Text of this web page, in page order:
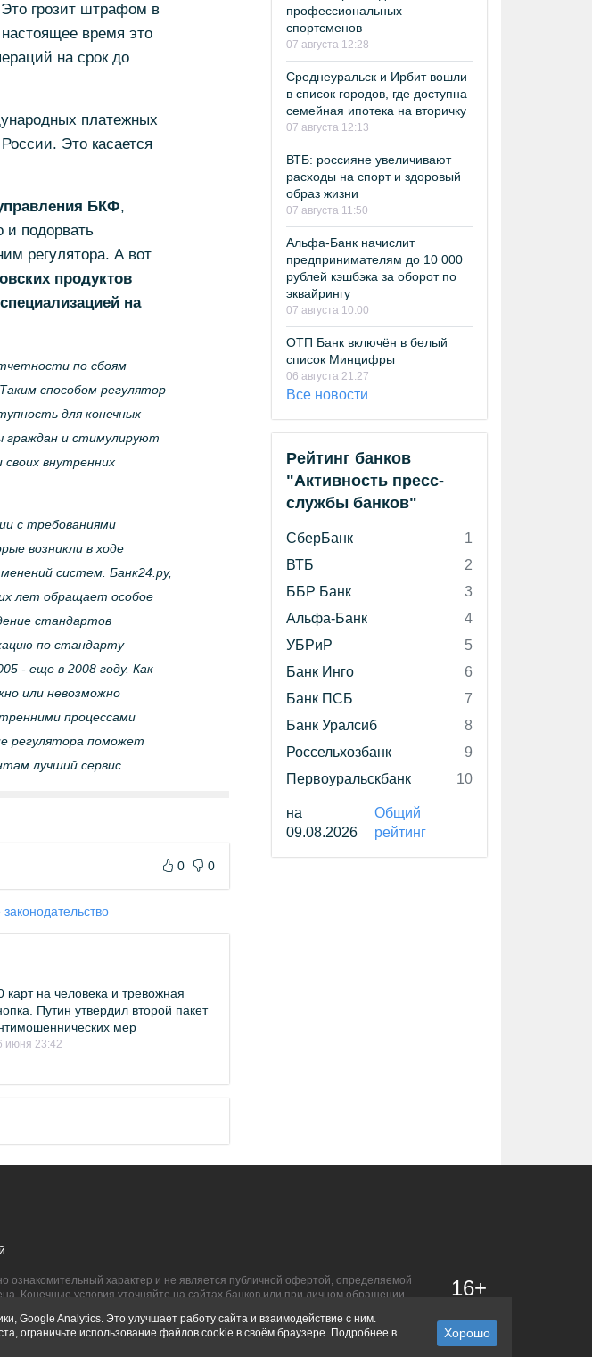
грозит штрафом в
время это
на срок до
платежных
Это касается
БКФ,
подорвать
регулятора. А вот
продуктов
на
по сбоям
способом регулятор
для конечных
граждан и стимулируют
внутренних
с требованиями
возникли в ходе
систем. Банк24.ру,
лет обращает особое
стандартов
по стандарту
- еще в 2008 году. Как
или невозможно
процессами
регулятора поможет
лучший сервис.
0 0
законодательство
карт на человека и тревожная
Путин утвердил второй пакет
мер
июня 23:42
профессиональных
спортсменов
07 августа 12:28
Среднеуральск и Ирбит вошли
в список городов, где доступна
семейная ипотека на вторичку
07 августа 12:13
ВТБ: россияне увеличивают
расходы на спорт и здоровый
образ жизни
07 августа 11:50
Альфа-Банк начислит
предпринимателям до 10 000
рублей кэшбэка за оборот по
эквайрингу
07 августа 10:00
ОТП Банк включён в белый
список Минцифры
06 августа 21:27
Все новости
Рейтинг банков
"Активность пресс-
службы банков"
СберБанк
1
ВТБ
2
ББР Банк
3
Альфа-Банк
4
УБРиР
5
Банк Инго
6
Банк ПСБ
7
Банк Уралсиб
8
Россельхозбанк
9
Первоуральскбанк
10
на
09.08.2026
Общий
рейтинг
ознакомительный характер и не является публичной офертой, определяемой
Конечные условия уточняйте на сайтах банков или при личном обращении.
16+
Google Analytics. Это улучшает работу сайта и взаимодействие с ним.
ограничьте использование файлов cookie в своём браузере. Подробнее в